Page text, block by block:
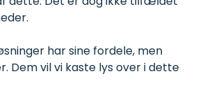
har sine fordele, men
Dem vil vi kaste lys over i dette